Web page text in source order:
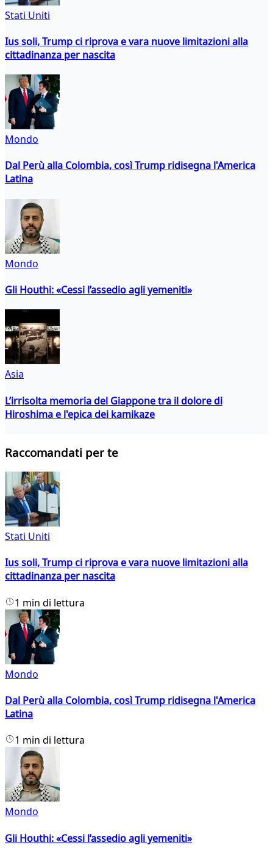
Stati Uniti
Ius soli, Trump ci riprova e vara nuove limitazioni alla
cittadinanza per nascita
Mondo
Dal Perù alla Colombia, così Trump ridisegna l'America
Latina
Mondo
Gli Houthi: «Cessi l’assedio agli yemeniti»
Asia
L’irrisolta memoria del Giappone tra il dolore di
Hiroshima e l'epica dei kamikaze
Raccomandati per te
Stati Uniti
Ius soli, Trump ci riprova e vara nuove limitazioni alla
cittadinanza per nascita
1 min di lettura
Mondo
Dal Perù alla Colombia, così Trump ridisegna l'America
Latina
1 min di lettura
Mondo
Gli Houthi: «Cessi l’assedio agli yemeniti»